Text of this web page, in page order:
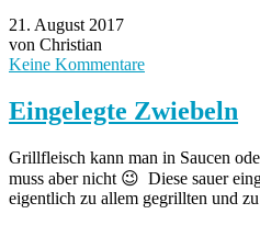
21. August 2017
von Christian
Keine Kommentare
Eingelegte Zwiebeln
Grillfleisch kann man in Saucen
muss aber nicht 😉 Diese sauer
eigentlich zu allem gegrillten und